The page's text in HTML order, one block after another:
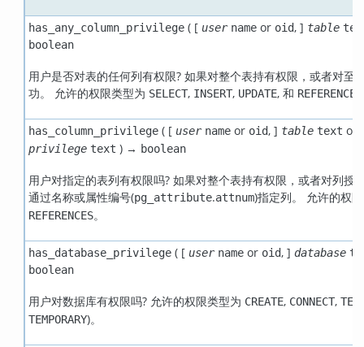
has_any_column_privilege( [ user nameor oid, ] table
boolean
用户是否对表的任何列有权限? 如果对整个表持有权限，或者对至
功。 允许的权限类型为 SELECT, INSERT, UPDATE, 和 REFERENCES
has_column_privilege( [ user nameor oid, ] table text or
privilege text ) → boolean
用户对指定的表列有权限吗? 如果对整个表持有权限，或者对列授
通过名称或属性编号(pg_attribute.attnum)指定列。 允许的权
REFERENCES。
has_database_privilege( [ user nameor oid, ] database
boolean
用户对数据库有权限吗? 允许的权限类型为 CREATE, CONNECT,
TEMPORARY)。